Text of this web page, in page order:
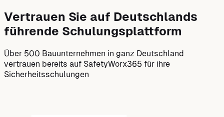
Vertrauen Sie auf Deutschlands
führende Schulungsplattform
Über 500 Bauunternehmen in ganz Deutschland
vertrauen bereits auf SafetyWorx365 für ihre
Sicherheitsschulungen